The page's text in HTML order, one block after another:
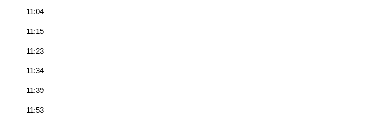
11:04
11:15
11:23
11:34
11:39
11:53